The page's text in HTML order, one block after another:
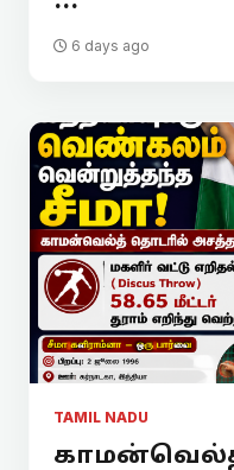
6 days ago
TAMIL NADU